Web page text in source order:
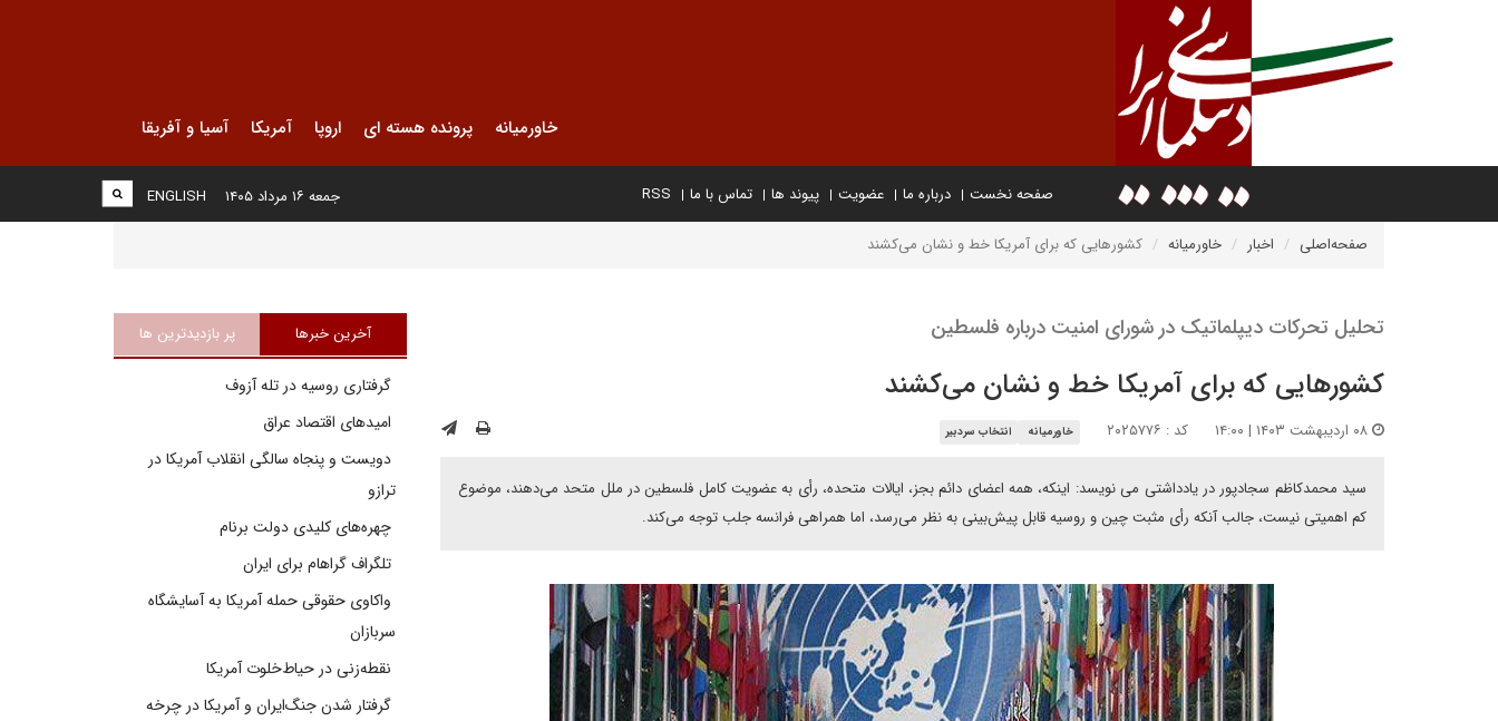
خاورمیانه پرونده هسته ای اروپا آمریکا آسیا و آفریقا
صفحه نخست درباره ما عضویت پیوند ها تماس با ما RSS
ENGLISH جمعه ۱۶ مرداد ۱۴۰۵
صفحه‌اصلی اخبار خاورمیانه کشور‌هایی که برای آمریکا خط و نشان می‌کشند
تحلیل تحرکات دیپلماتیک در شورای امنیت درباره فلسطین
کشور‌هایی که برای آمریکا خط و نشان می‌کشند
کد : ۲۰۲۵۷۷۶ خاورمیانه انتخاب سردبیر
سید محمدکاظم سجادپور در یادداشتی می نویسد: اینکه، همه اعضای دائم بجز، ایالات متحده، رأی به عضویت کامل فلسطین در ملل متحد می‌دهند، موضوع
کم اهمیتی نیست، جالب آنکه رأی مثبت چین و روسیه قابل پیش‌بینی به نظر می‌رسد، اما همراهی فرانسه جلب توجه می‌کند.
آخرین خبرها پر بازدیدترین ها
گرفتاری روسیه در تله آزوف
امیدهای اقتصاد عراق
دویست و پنجاه سالگی انقلاب آمریکا در
ترازو
چهره‌های کلیدی دولت برنام
تلگراف گراهام برای ایران
واکاوی حقوقی حمله آمریکا به آسایشگاه
سربازان
نقطه‌زنی در حیاط‌خلوت آمریکا
گرفتار شدن جنگ‌ایران و آمریکا در چرخه